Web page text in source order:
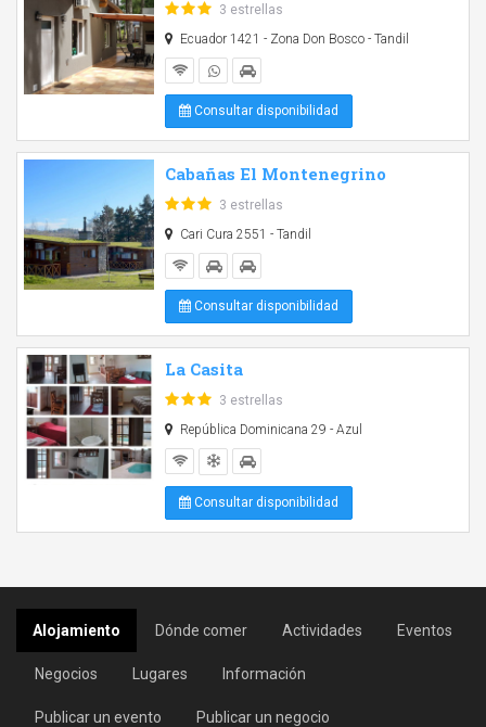
3 estrellas
Ecuador 1421 - Zona Don Bosco - Tandil
Consultar disponibilidad
Cabañas El Montenegrino
3 estrellas
Cari Cura 2551 - Tandil
Consultar disponibilidad
La Casita
3 estrellas
República Dominicana 29 - Azul
Consultar disponibilidad
Alojamiento Dónde comer Actividades Eventos
Negocios Lugares Información
Publicar un evento Publicar un negocio